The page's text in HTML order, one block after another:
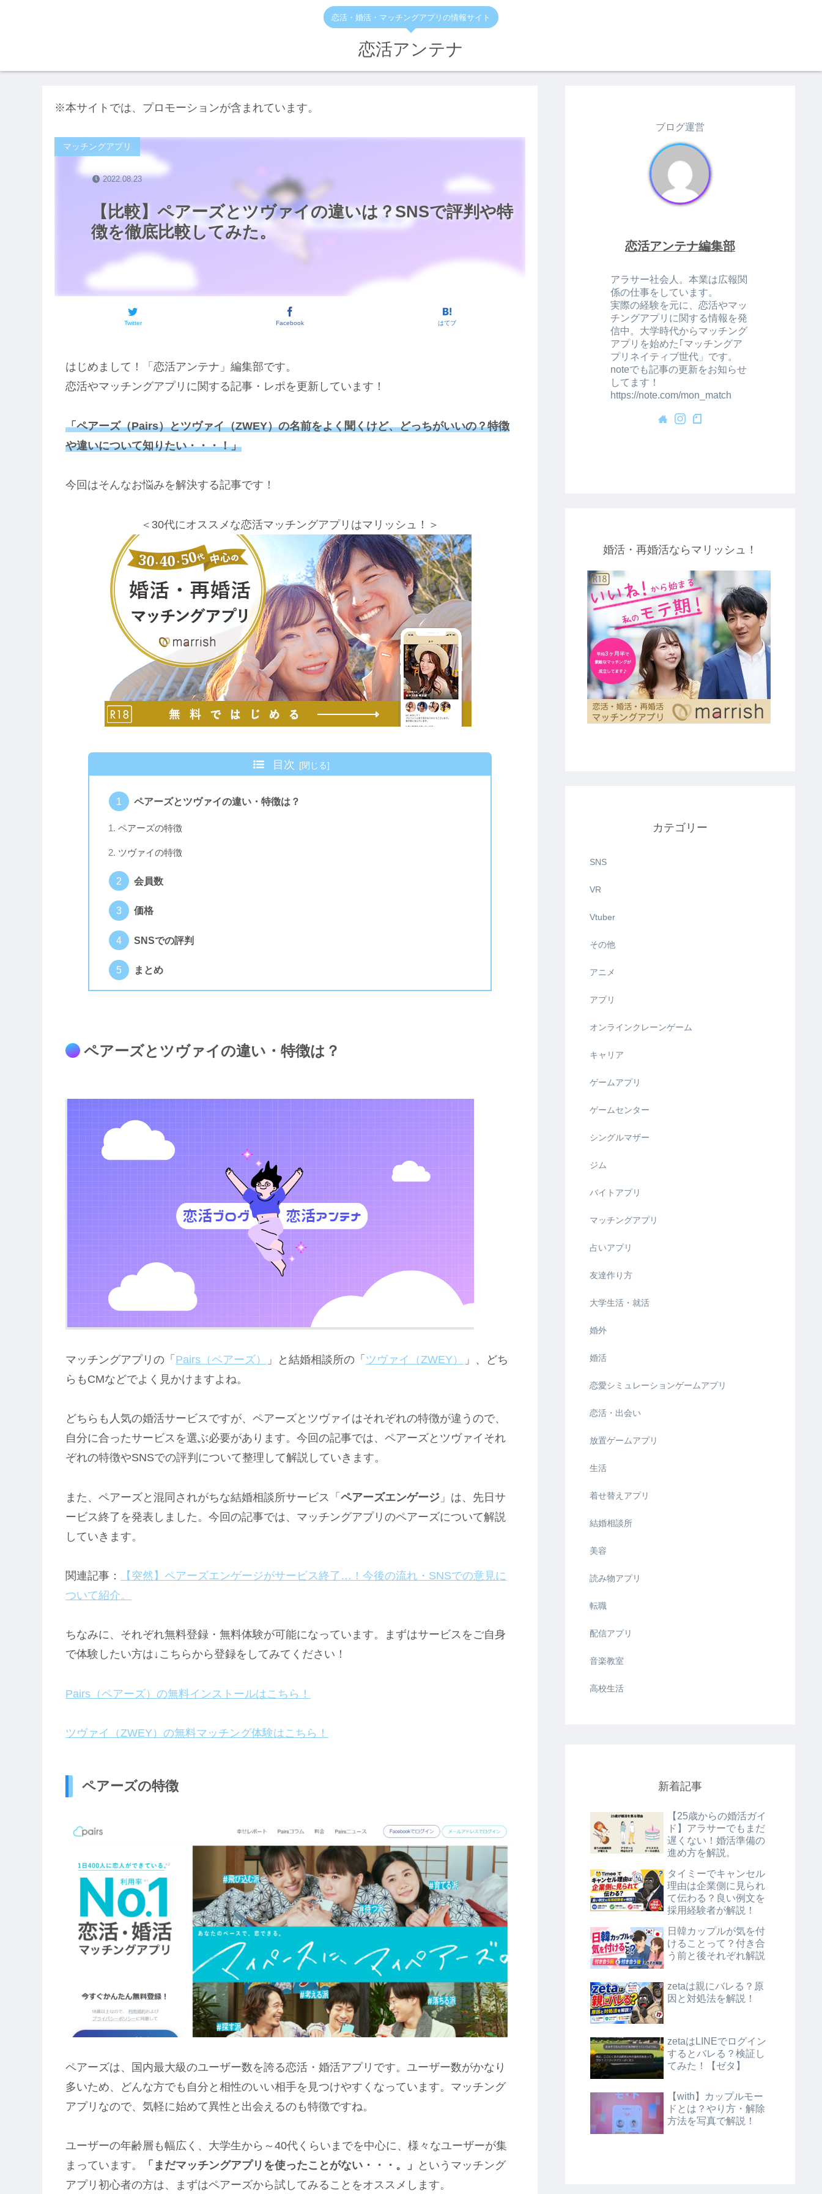
恋活・婚活・マッチングアプリの情報サイト
恋活アンテナ
※本サイトでは、プロモーションが含まれています。
【比較】ペアーズとツヴァイの違いは？SNSで評判や特
徴を徹底比較してみた。
マッチングアプリ
Twitter Facebook はてブ
2022.08.23
はじめまして！「恋活アンテナ」編集部です。
恋活やマッチングアプリに関する記事・レポを更新しています！
「ペアーズ（Pairs）とツヴァイ（ZWEY）の名前をよく聞くけど、どっちがいいの？特徴
や違いについて知りたい・・・！」
今回はそんなお悩みを解決する記事です！
＜30代にオススメな恋活マッチングアプリはマリッシュ！＞
目次
ペアーズとツヴァイの違い・特徴は？
ペアーズの特徴
ツヴァイの特徴
会員数
価格
SNSでの評判
まとめ
ペアーズとツヴァイの違い・特徴は？
マッチングアプリの「 Pairs（ペアーズ） 」と結婚相談所の「 ツヴァイ（ZWEY）
」、どち
らもCMなどでよく見かけますよね。
どちらも人気の婚活サービスですが、ペアーズとツヴァイはそれぞれの特徴が違うので、
自分に合ったサービスを選ぶ必要があります。今回の記事では、ペアーズとツヴァイそれ
ぞれの特徴やSNSでの評判について整理して解説していきます。
また、ペアーズと混同されがちな結婚相談所サービス「 ペアーズエンゲージ 」は、先日サ
ービス終了を発表しました。今回の記事では、マッチングアプリのペアーズについて解説
していきます。
関連記事：
【突然】ペアーズエンゲージがサービス終了…！今後の流れ・SNSでの意見に
ついて紹介。
ちなみに、それぞれ無料登録・無料体験が可能になっています。まずはサービスをご自身
で体験したい方は↓こちらから登録をしてみてください！
Pairs（ペアーズ）の無料インストールはこちら！
ツヴァイ（ZWEY）の無料マッチング体験はこちら！
ペアーズの特徴
ペアーズは、国内最大級のユーザー数を誇る恋活・婚活アプリです。ユーザー数がかなり
多いため、どんな方でも自分と相性のいい相手を見つけやすくなっています。マッチング
アプリなので、気軽に始めて異性と出会えるのも特徴ですね。
ユーザーの年齢層も幅広く、大学生から～40代くらいまでを中心に、様々なユーザーが集
まっています。
「まだマッチングアプリを使ったことがない・・・。」
というマッチング
アプリ初心者の方は、まずはペアーズから試してみることをオススメします。
ブログ運営
恋活アンテナ編集部
アラサー社会人。本業は広報関
係の仕事をしています。
実際の経験を元に、恋活やマッ
チングアプリに関する情報を発
信中。大学時代からマッチング
アプリを始めた｢マッチングア
プリネイティブ世代」です。
noteでも記事の更新をお知らせ
してます！
https://note.com/mon_match
婚活・再婚活ならマリッシュ！
カテゴリー
SNS
VR
Vtuber
その他
アニメ
アプリ
オンラインクレーンゲーム
キャリア
ゲームアプリ
ゲームセンター
シングルマザー
ジム
バイトアプリ
マッチングアプリ
占いアプリ
友達作り方
大学生活・就活
婚外
婚活
恋愛シミュレーションゲームアプリ
恋活・出会い
放置ゲームアプリ
生活
着せ替えアプリ
結婚相談所
美容
読み物アプリ
転職
配信アプリ
音楽教室
高校生活
新着記事
【25歳からの婚活ガイ
ド】アラサーでもまだ
遅くない！婚活準備の
進め方を解説。
タイミーでキャンセル
理由は企業側に見られ
て伝わる？良い例文を
採用経験者が解説！
日韓カップルが気を付
けることって？付き合
う前と後それぞれ解説
zetaは親にバレる？原
因と対処法を解説！
zetaはLINEでログイン
するとバレる？検証し
てみた！【ゼタ】
【with】カップルモー
ドとは？やり方・解除
方法を写真で解説！